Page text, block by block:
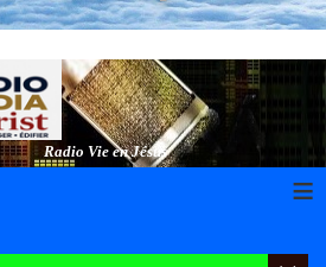
Radio Vie en Jésus
≡